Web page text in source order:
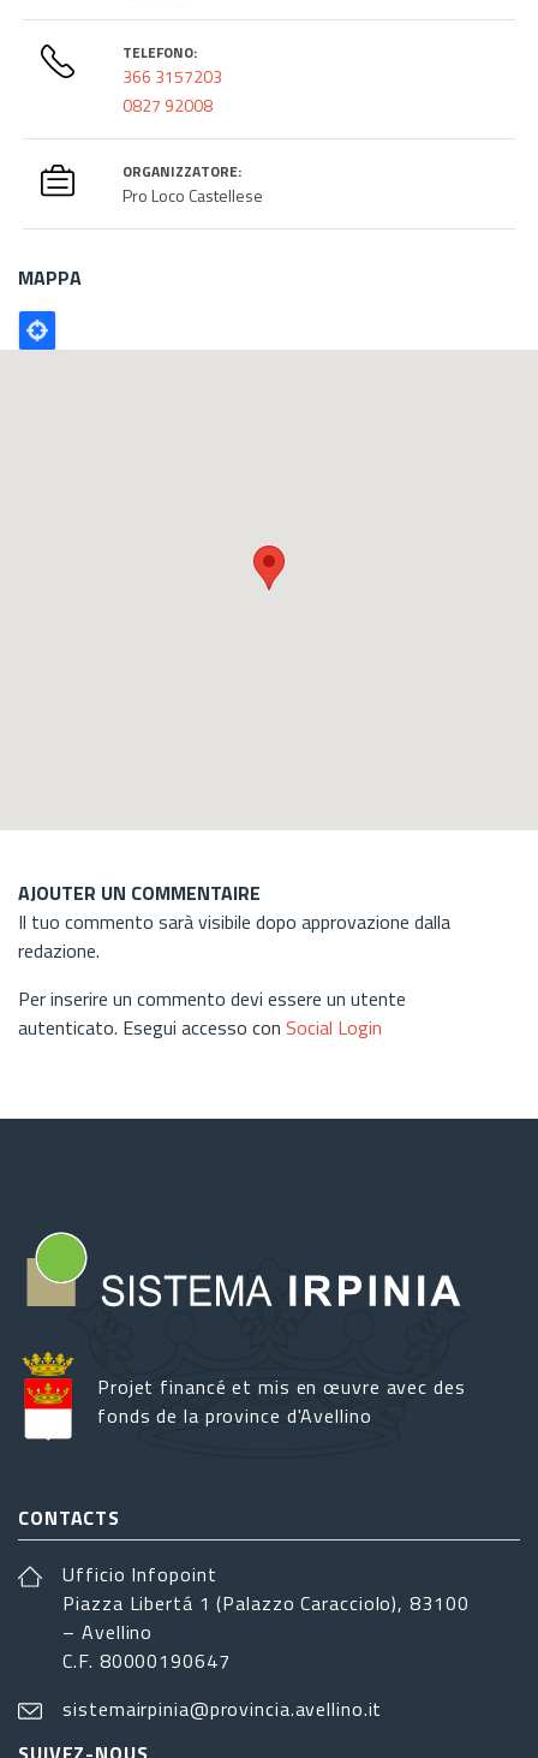
TELEFONO:
366 3157203
0827 92008
ORGANIZZATORE:
Pro Loco Castellese
MAPPA
Poligono
GEO
AJOUTER UN COMMENTAIRE
Il tuo commento sarà visibile dopo approvazione dalla
redazione.
Per inserire un commento devi essere un utente
autenticato. Esegui accesso con Social Login
Projet financé et mis en œuvre avec des
fonds de la province d'Avellino
CONTACTS
Ufficio Infopoint
Piazza Libertá 1 (Palazzo Caracciolo), 83100
– Avellino
C.F. 80000190647
sistemairpinia@provincia.avellino.it